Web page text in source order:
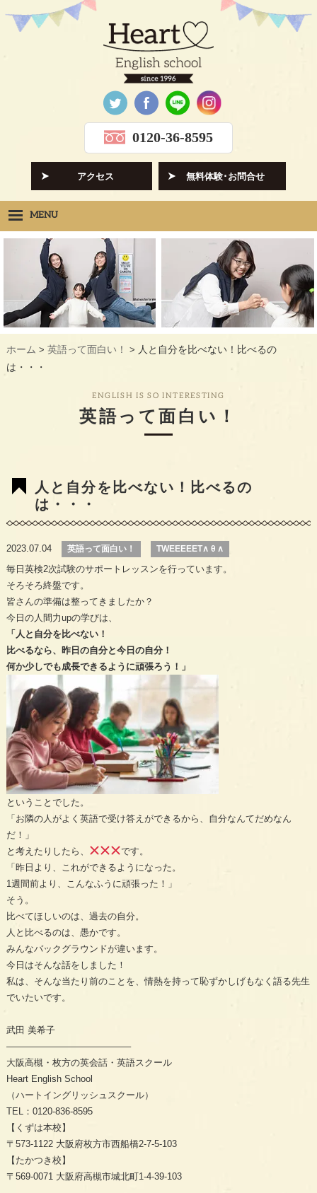
0120-36-8595
アクセス 無料体験･お問合せ
MENU
Heartの想い
クラス紹介 CLASS
先生紹介 INSTRUCTORS
ギャラリー GALLERY
教室概要
VOICE
TOPICS
ホーム > 英語って面白い！ > 人と自分を比べない！比べるの
は・・・
ENGLISH IS SO INTERESTING
英語って面白い！
人と自分を比べない！比べるの
は・・・
2023.07.04 英語って面白い！ TWEEEEET∧ θ ∧
毎日英検2次試験のサポートレッスンを行っています。
そろそろ終盤です。
皆さんの準備は整ってきましたか？
今日の人間力upの学びは、
「人と自分を比べない！
比べるなら、昨日の自分と今日の自分！
何か少しでも成長できるように頑張ろう！」
ということでした。
「お隣の人がよく英語で受け答えができるから、自分なんてだめなん
だ！」
と考えたりしたら、
です。
「昨日より、これができるようになった。
1週間前より、こんなふうに頑張った！」
そう。
比べてほしいのは、過去の自分。
人と比べるのは、愚かです。
みんなバックグラウンドが違います。
今日はそんな話をしました！
私は、そんな当たり前のことを、情熱を持って恥ずかしげもなく語る先生
でいたいです。
武田 美希子
—————————————–
大阪高槻・枚方の英会話・英語スクール
Heart English School
（ハートイングリッシュスクール）
TEL：0120-836-8595
【くずは本校】
〒573-1122 大阪府枚方市西船橋2-7-5-103
【たかつき校】
〒569-0071 大阪府高槻市城北町1-4-39-103